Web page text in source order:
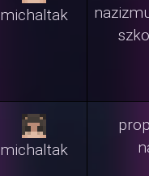
michaltak
michaltak